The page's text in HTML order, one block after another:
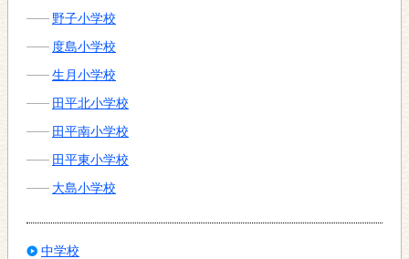
野子小学校
度島小学校
生月小学校
田平北小学校
田平南小学校
田平東小学校
大島小学校
中学校